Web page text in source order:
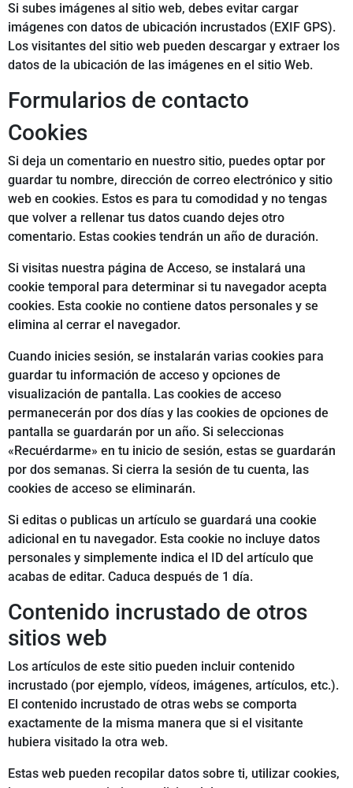
Si subes imágenes al sitio web, debes evitar cargar
imágenes con datos de ubicación incrustados (EXIF GPS).
Los visitantes del sitio web pueden descargar y extraer los
datos de la ubicación de las imágenes en el sitio Web.
Formularios de contacto
Cookies
Si deja un comentario en nuestro sitio, puedes optar por
guardar tu nombre, dirección de correo electrónico y sitio
web en cookies. Estos es para tu comodidad y no tengas
que volver a rellenar tus datos cuando dejes otro
comentario. Estas cookies tendrán un año de duración.
Si visitas nuestra página de Acceso, se instalará una
cookie temporal para determinar si tu navegador acepta
cookies. Esta cookie no contiene datos personales y se
elimina al cerrar el navegador.
Cuando inicies sesión, se instalarán varias cookies para
guardar tu información de acceso y opciones de
visualización de pantalla. Las cookies de acceso
permanecerán por dos días y las cookies de opciones de
pantalla se guardarán por un año. Si seleccionas
«Recuérdarme» en tu inicio de sesión, estas se guardarán
por dos semanas. Si cierra la sesión de tu cuenta, las
cookies de acceso se eliminarán.
Si editas o publicas un artículo se guardará una cookie
adicional en tu navegador. Esta cookie no incluye datos
personales y simplemente indica el ID del artículo que
acabas de editar. Caduca después de 1 día.
Contenido incrustado de otros
sitios web
Los artículos de este sitio pueden incluir contenido
incrustado (por ejemplo, vídeos, imágenes, artículos, etc.).
El contenido incrustado de otras webs se comporta
exactamente de la misma manera que si el visitante
hubiera visitado la otra web.
Estas web pueden recopilar datos sobre ti, utilizar cookies,